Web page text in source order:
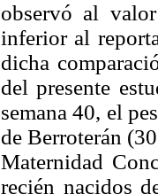
observó al
inferior al
dicha
del presente
semana 40, el
de Berroterán
Maternidad
recién nacidos